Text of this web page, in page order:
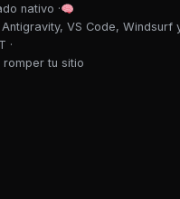
nativo ·
VS Code, Windsurf
·
romper tu sitio